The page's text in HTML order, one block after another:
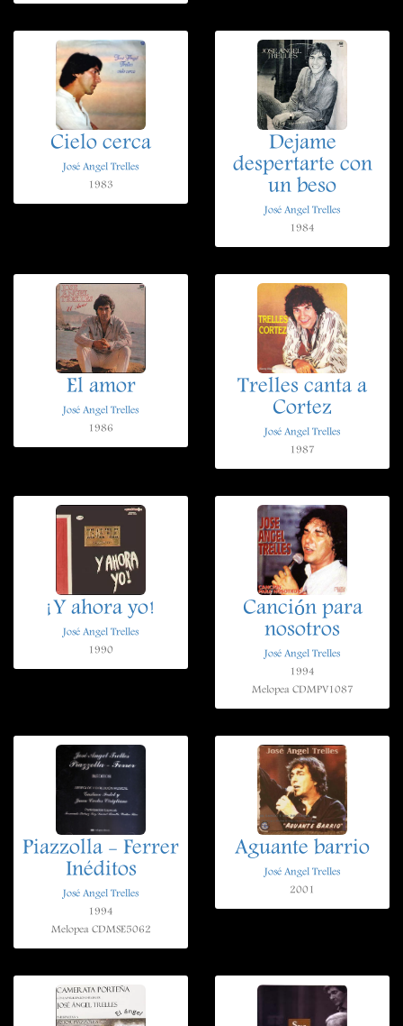
Cielo cerca
José Angel Trelles
1983
Dejame
despertarte con
un beso
José Angel Trelles
1984
El amor
José Angel Trelles
1986
Trelles canta a
Cortez
José Angel Trelles
1987
¡Y ahora yo!
José Angel Trelles
1990
Canción para
nosotros
José Angel Trelles
1994
Melopea CDMPV1087
Piazzolla - Ferrer
Inéditos
José Angel Trelles
1994
Melopea CDMSE5062
Aguante barrio
José Angel Trelles
2001